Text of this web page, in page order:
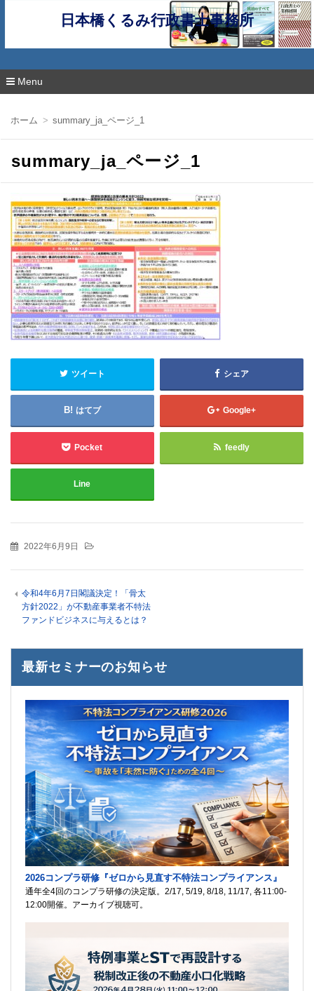
日本橋くるみ行政書士事務所
Menu
ン
ホーム summary_ja_ページ_1
summary_ja_ページ_1
ツイート シェア
はてブ Google+
Pocket feedly
Line
2022年6月9日
令和4年6月7日閣議決定！「骨太
方針2022」が不動産事業者不特法
ファンドビジネスに与えるとは？
最新セミナーのお知らせ
2026コンプラ研修『ゼロから見直す不特法コンプライアンス』
通年全4回のコンプラ研修の決定版。2/17, 5/19, 8/18, 11/17, 各11:00-
12:00開催。アーカイブ視聴可。